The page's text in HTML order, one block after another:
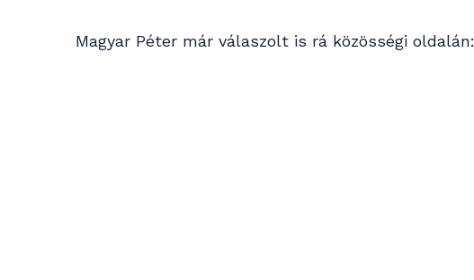
Magyar Péter már válaszolt is rá közösségi oldalán: